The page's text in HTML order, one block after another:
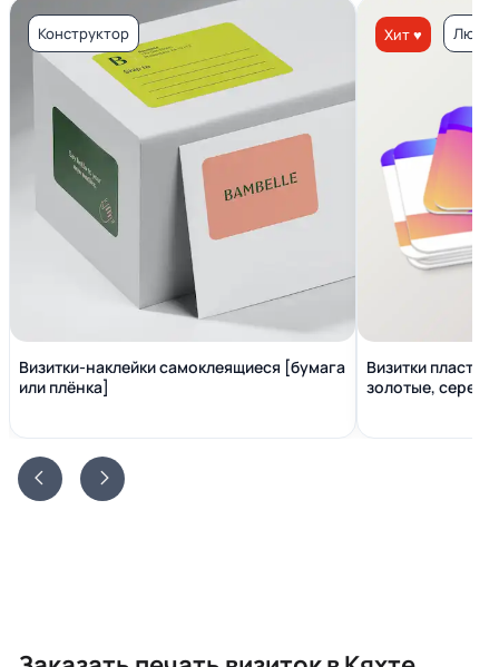
Конструктор
Визитки-наклейки самоклеящиеся [бумага
или плёнка]
Хит ♥ Люкс
Визитки
золотые,